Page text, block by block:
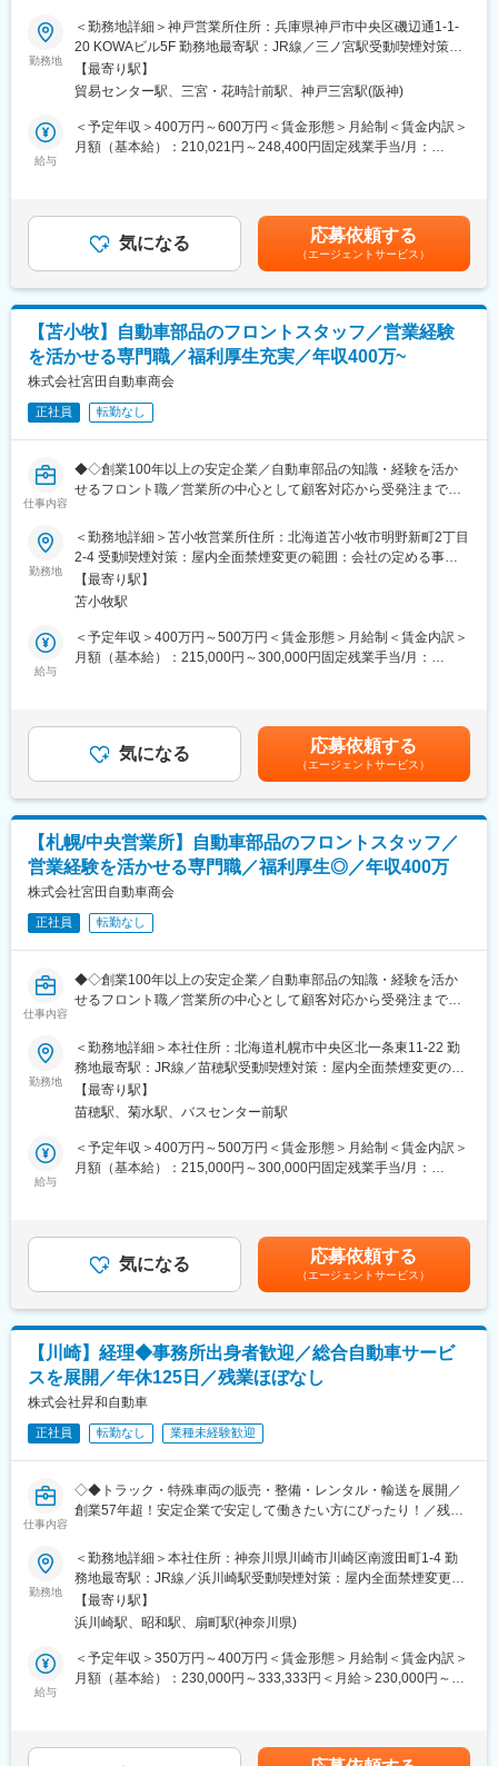
全拠点合わせて15名の営業担当が在籍しています。
ガソリンスタンドスタッフや製造職など、未経験からスタートし
た社員も活躍しています。中途入社社員が多く、なじみやすい環
境です！
▼働き方
会社として残業はしない社風のため、営業職も残業は月10時間程
▼教育体制
入社後は受発注業務からスタートし、自動車部品の知識を身につ
けていただきます。知識習得後に先輩社員との同行営業を行うた
め、未経験の方も安心してご入社いただけます。
▼特徴
滋賀県に根差し、自動車部品の卸売事業を展開しています。特
に、日産、日野、三菱、いすずなどの大手トラックメーカーのデ
変更の範囲：会社の定める業務
業◇
自動車の輸送事業(陸送・海運)を展開する当社で、中古車会社や一
般事業会社等のお客様からの問い合わせに対して、全国各地へ自
動車をお届けするサービスにおける営業事務をお任せします。
【具体的には】
◇受発注事務業務：
・輸送料金の見積対応
・システム・FAX・メールなどでの受注対応。
ます。
■組織構成
所10名、神戸営業所は16名、福岡営業所4名）、平均年齢は30台
半ば。20・30代のメンバーが活躍しています！
す。社内イベントを通して各営業所との交流機会も多々ありま
す。
■就業環境
年休122日であり、残業も少ない働きやすい環境です。
服装髪色自由であり、役職名で呼ばずに名前を呼ぶなど風通しの
良い社風であり、チームワークを重視しています。平均年齢は35
■入社後の流れ
程度輸送の流れを理解したら、顧客向けの対応や、協力会社向け
の調整業務担当をお願いする事もあります。
■当社の魅力
新車・中古車の輸送（陸送/海運）業務を展開する企業として2011
年に設立。現在、「売却車両の引き取り 」から「オークション出
品」までをトータルでサポートする商品車輸送をはじめ、「登録
代行」「車両廃車・解体」など、新車・中古車 輸送関連業務の総
合ソリューションを展開しています。また、これまで過去数百万
台の輸送実績に基づいた経験と技術力を活かし「法人向け商品車
変更の範囲：会社の定める業務
勤務地
＜勤務地詳細＞神戸営業所住所：兵庫県神戸市中央区磯辺通1-1-
20 KOWAビル5F 勤務地最寄駅：JR線／三ノ宮駅受動喫煙対策：
屋内全面禁煙変更の範囲：会社の定める事業所
【最寄り駅】
貿易センター駅、三宮・花時計前駅、神戸三宮駅(阪神)
給与
＜予定年収＞400万円～600万円＜賃金形態＞月給制＜賃金内訳＞
月額（基本給）：210,021円～248,400円固定残業手当/月：
与：あり (年2回 6月/12月)■昇給：あり (年1回 7月)賃金はあ
くまでも目安の金額であり、選考を通じて上下する可能性があり
ます。月給(月額)は固定手当を含めた表記です。
気になる 応募依頼する
（エージェントサービス）
【苫小牧】自動車部品のフロントスタッフ／営業経験
を活かせる専門職／福利厚生充実／年収400万~
株式会社宮田自動車商会
正社員 転勤なし
仕事内容
◆◇創業100年以上の安定企業／自動車部品の知識・経験を活か
せるフロント職／営業所の中心として顧客対応から受発注まで担
＼業績拡大のため増員／
5期連続売上増加中の当社ですが、今後も更なる売上増、事業拡大
を見込んでいます。そこで、大切なお客様と当社との橋渡しとな
る営業人員の増員が必要になりました。会社の次世代を担うメン
バーとして、あなたをお迎えします！
■業務内容：
本ポジションは、単なる事務業務ではなく、自動車部品や車両に
関する知識を活かしながら、お客様と営業担当をつなぐ営業所の
中核業務です。整備工場やカーディーラーなどの法人顧客から寄
■業務詳細：
・受発注対応
電話・メール・FAXで寄せられる注文への対応。車種や部品を確
・顧客対応
お客様からの問い合わせ対応。部品の適合確認や納期案内などを
・パーツ管理
在庫確認や仕入先への発注業務を担当。安定した部品供給を支え
・見積作成・書類作成
見積書や請求書などの作成を行います。書類作成に関する知識は
入社後に習得可能です。
お客様からは「事故でバンパーが破損した」「この車種に適合す
る部品を探したい」などの相談が寄せられます。メーカーごとの
■研修制度
・入社後研修
・OJT研修（先輩社員による実務指導）
変更の範囲：会社の定める業務
勤務地
＜勤務地詳細＞苫小牧営業所住所：北海道苫小牧市明野新町2丁目
2-4 受動喫煙対策：屋内全面禁煙変更の範囲：会社の定める事業
所【最寄り駅】
苫小牧駅
給与
＜予定年収＞400万円～500万円＜賃金形態＞月給制＜賃金内訳＞
月額（基本給）：215,000円～300,000円固定残業手当/月：
年1回（4月）■賞与年2回（昨年度実績：4か月）■モデル年収：
430万円／30歳（入社1年／業界経験あり）※上記給与は目安で
す。ご経験や弊社規定を鑑みて最終決定いたします。賃金はあく
までも目安の金額であり、選考を通じて上下する可能性がありま
す。月給(月額)は固定手当を含めた表記です。
気になる 応募依頼する
（エージェントサービス）
【札幌/中央営業所】自動車部品のフロントスタッフ／
営業経験を活かせる専門職／福利厚生◎／年収400万
株式会社宮田自動車商会
正社員 転勤なし
仕事内容
◆◇創業100年以上の安定企業／自動車部品の知識・経験を活か
せるフロント職／営業所の中心として顧客対応から受発注まで担
＼業績拡大のため増員／
5期連続売上増加中の当社ですが、今後も更なる売上増、事業拡大
を見込んでいます。そこで、大切なお客様と当社との橋渡しとな
る営業人員の増員が必要になりました。会社の次世代を担うメン
バーとして、あなたをお迎えします！
■業務内容：
本ポジションは、単なる事務業務ではなく、自動車部品や車両に
関する知識を活かしながら、お客様と営業担当をつなぐ営業所の
中核業務です。整備工場やカーディーラーなどの法人顧客から寄
■業務詳細：
・受発注対応
電話・メール・FAXで寄せられる注文への対応。車種や部品を確
・顧客対応
お客様からの問い合わせ対応。部品の適合確認や納期案内などを
・パーツ管理
在庫確認や仕入先への発注業務を担当。安定した部品供給を支え
・見積作成・書類作成
見積書や請求書などの作成を行います。書類作成に関する知識は
入社後に習得可能です。
お客様からは「事故でバンパーが破損した」「この車種に適合す
る部品を探したい」などの相談が寄せられます。メーカーごとの
勤務地
＜勤務地詳細＞本社住所：北海道札幌市中央区北一条東11-22 勤
務地最寄駅：JR線／苗穂駅受動喫煙対策：屋内全面禁煙変更の範
囲：会社の定める事業所
【最寄り駅】
苗穂駅、菊水駅、バスセンター前駅
給与
＜予定年収＞400万円～500万円＜賃金形態＞月給制＜賃金内訳＞
月額（基本給）：215,000円～300,000円固定残業手当/月：
年1回（4月）■賞与年2回（昨年度実績：4か月）■モデル年収：
430万円／30歳（入社1年／業界経験あり）※上記給与は目安で
す。ご経験や弊社規定を鑑みて最終決定いたします。賃金はあく
までも目安の金額であり、選考を通じて上下する可能性がありま
す。月給(月額)は固定手当を含めた表記です。
気になる 応募依頼する
（エージェントサービス）
【川崎】経理◆事務所出身者歓迎／総合自動車サービ
スを展開／年休125日／残業ほぼなし
株式会社昇和自動車
正社員 転勤なし 業種未経験歓迎
仕事内容
◇◆トラック・特殊車両の販売・整備・レンタル・輸送を展開／
創業57年超！安定企業で安定して働きたい方にぴったり！／残業
日◆◇
■業務概要：
総合自動車サービスを展開する同社にて、経理担当としてバック
オフィス業務をお任せします！日々の経理業務をメインにお任せ
します。
■業務詳細：
・会計ソフト（弥生会計）の入力・出力等
勤務地
＜勤務地詳細＞本社住所：神奈川県川崎市川崎区南渡田町1-4 勤
務地最寄駅：JR線／浜川崎駅受動喫煙対策：屋内全面禁煙変更の
範囲：会社の定める事業所
【最寄り駅】
浜川崎駅、昭和駅、扇町駅(神奈川県)
給与
＜予定年収＞350万円～400万円＜賃金形態＞月給制＜賃金内訳＞
月額（基本給）：230,000円～333,333円＜月給＞230,000円～
の金額であり、選考を通じて上下する可能性があります。月給(月